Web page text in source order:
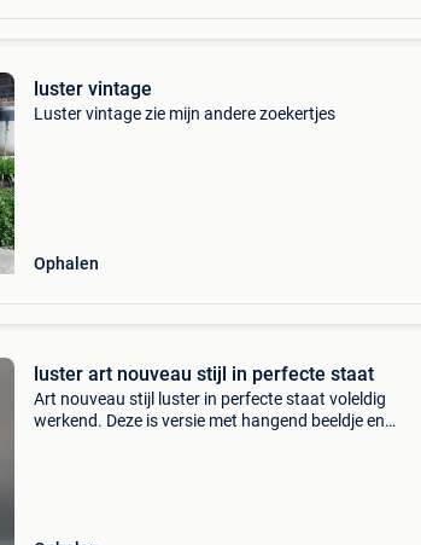
luster vintage
Luster vintage zie mijn andere zoekertjes
Ophalen
luster art nouveau stijl in perfecte staat
Art nouveau stijl luster in perfecte staat voleldig
werkend. Deze is versie met hangend beeldje en